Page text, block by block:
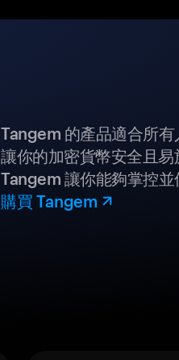
Tangem 的產品適合所
讓你的加密貨幣安全且
Tangem 讓你能夠掌控
購買 Tangem